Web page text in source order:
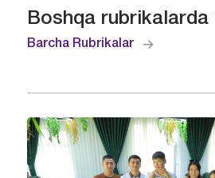
Boshqa rubrikalarda
Barcha Rubrikalar